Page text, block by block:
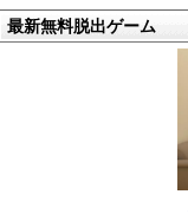
最新無料脱出ゲーム